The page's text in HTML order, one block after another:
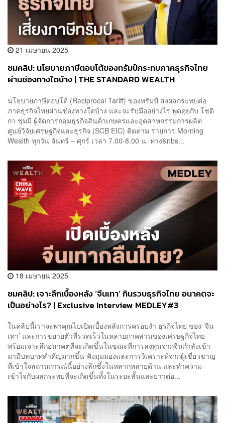
21 เมษายน 2025
ชมคลิป: นโยบายภาษีตอบโต้ของทรัมป์กระทบภาคธุรกิจไทย
ผ่านช่องทางใดบ้าง | THE STANDARD WEALTH
นโยบายภาษีตอบโต้ (Reciprocal Tariff) ของทรัมป์ ส่งผลกระทบต่อ
ภาคธุรกิจไทยผ่านช่องทางใดบ้าง และจะรับมืออย่างไร พูดคุยกับ โชติ
กา ชุ่มมี ผู้จัดการกลุ่มธุรกิจสินค้าเกษตรและอุตสาหกรรมการผลิต
ศูนย์วิจัยเศรษฐกิจและธุรกิจ (SCB EIC) ติดตาม รายการ Morning
Wealth ทุกวัน จันทร์ – ศุกร์ เวลา 7.00-8.00 น. ทาง&nbs...
18 เมษายน 2025
ชมคลิป: เจาะลึกเบื้องหลัง ‘จีนเทา’ กินรวบธุรกิจไทย อนาคตจะ
เป็นอย่างไร? | Exclusive Interview MEDLEY#3
ในคลิปนี้เราจะพาคุณไปเปิดเบื้องหลังการครอบงำ ธุรกิจไทย ของ ‘จีน
เทา’ และการขยายตัวที่รวดเร็วในหลายภาคส่วนของเศรษฐกิจไทย
พร้อมเจาะลึกอนาคตที่จะเกิดขึ้นในขณะที่การลงทุนจากจีนกำลังเข้า
มามีบทบาทสำคัญมากขึ้น ฟังมุมมองและการวิเคราะห์จากผู้เชี่ยวชาญ
ที่เข้าใจสถานการณ์นี้อย่างลึกซึ้งในหลากหลายด้าน และทำความ
เข้าใจกับผลกระทบที่จะเกิดขึ้นทั้งในระยะสั้นและยาวต่อ...